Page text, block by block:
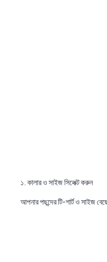
১. কালার ও সাইজ সিলেক্ট করুন
আপনার পছন্দের টি-শার্ট ও সাইজ